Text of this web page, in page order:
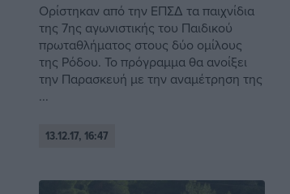
Ορίστηκαν από την ΕΠΣΔ τα παιχνίδια
της 7ης αγωνιστικής του Παιδικού
πρωταθλήματος στους δύο ομίλους
της Ρόδου. Το πρόγραμμα θα ανοίξει
την Παρασκευή με την αναμέτρηση της
...
13.12.17, 16:47